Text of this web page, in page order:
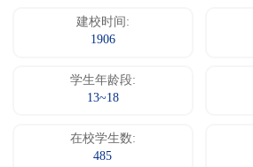
建校时间:
1906
学生年龄段:
13~18
在校学生数:
485